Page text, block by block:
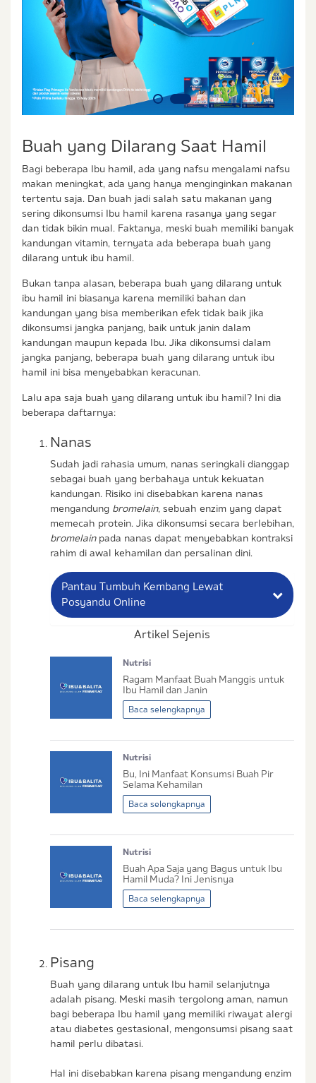
Buah yang Dilarang Saat Hamil
Bagi beberapa Ibu hamil, ada yang nafsu mengalami nafsu
makan meningkat, ada yang hanya menginginkan makanan
tertentu saja. Dan buah jadi salah satu makanan yang
sering dikonsumsi Ibu hamil karena rasanya yang segar
dan tidak bikin mual. Faktanya, meski buah memiliki banyak
kandungan vitamin, ternyata ada beberapa buah yang
dilarang untuk ibu hamil.
Bukan tanpa alasan, beberapa buah yang dilarang untuk
ibu hamil ini biasanya karena memiliki bahan dan
kandungan yang bisa memberikan efek tidak baik jika
dikonsumsi jangka panjang, baik untuk janin dalam
kandungan maupun kepada Ibu. Jika dikonsumsi dalam
jangka panjang, beberapa buah yang dilarang untuk ibu
hamil ini bisa menyebabkan keracunan.
Lalu apa saja buah yang dilarang untuk ibu hamil? Ini dia
beberapa daftarnya:
Nanas
Sudah jadi rahasia umum, nanas seringkali dianggap
sebagai buah yang berbahaya untuk kekuatan
kandungan. Risiko ini disebabkan karena nanas
mengandung bromelain, sebuah enzim yang dapat
memecah protein. Jika dikonsumsi secara berlebihan,
bromelain pada nanas dapat menyebabkan kontraksi
rahim di awal kehamilan dan persalinan dini.
Pantau Tumbuh Kembang Lewat
Posyandu Online
Nama Lengkap Ibu
Buat Password
Sedang Hamil
Sedang Hamil dan Memiliki Anak
kebijakan privasi
Saya setuju dan bersedia menerima informasi
dari Ibu & Balita, Frisian Flag Indonesia, dan
partner Ibu & Balita.
Artikel Sejenis
Nutrisi
Ragam Manfaat Buah Manggis untuk
Ibu Hamil dan Janin
Baca selengkapnya
Nutrisi
Bu, Ini Manfaat Konsumsi Buah Pir
Selama Kehamilan
Baca selengkapnya
Nutrisi
Buah Apa Saja yang Bagus untuk Ibu
Hamil Muda? Ini Jenisnya
Baca selengkapnya
Pisang
Buah yang dilarang untuk Ibu hamil selanjutnya
adalah pisang. Meski masih tergolong aman, namun
bagi beberapa Ibu hamil yang memiliki riwayat alergi
atau diabetes gestasional, mengonsumsi pisang saat
hamil perlu dibatasi.
Hal ini disebabkan karena pisang mengandung enzim